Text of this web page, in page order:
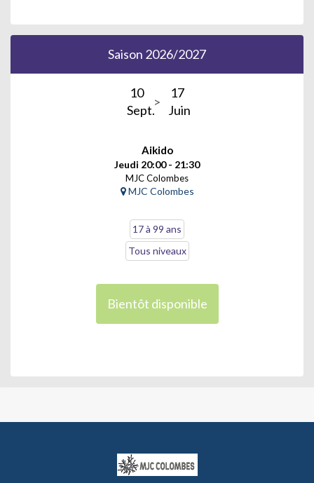
Saison 2026/2027
10
Sept.
17
Juin
Aikido
Jeudi 20:00 - 21:30
MJC Colombes
MJC Colombes
17 à 99 ans
Tous niveaux
Bientôt disponible
MJC
COLOMBES